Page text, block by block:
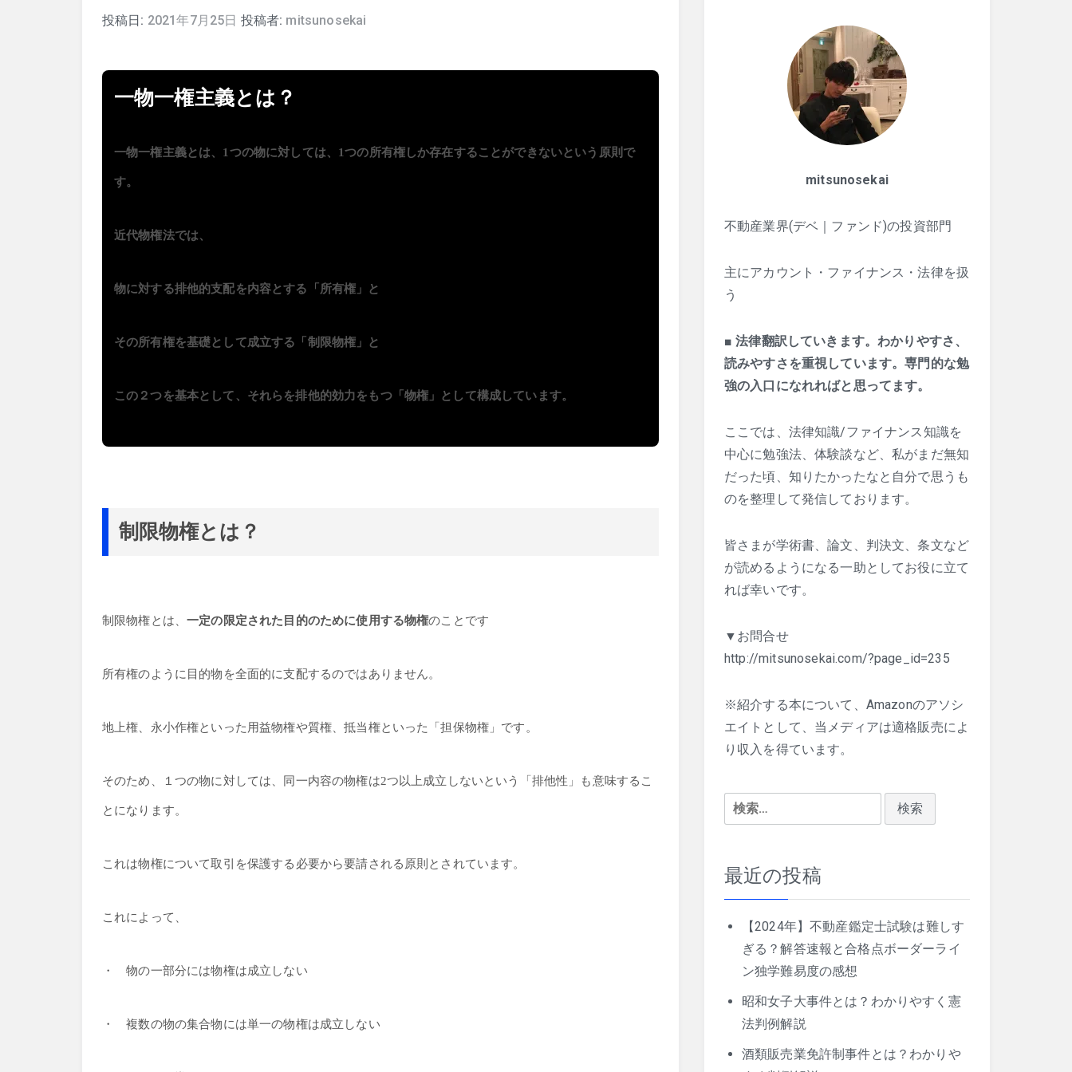
投稿日: 2021年7月25日 投稿者: mitsunosekai
一物一権主義とは？
一物一権主義とは、 1つの物に対しては、1つの所有権しか存在することができないという原則で
す。
近代物権法では、
物に対する排他的支配を内容とする「所有権」と
その所有権を基礎として成立する「制限物権」と
この２つを基本として、それらを排他的効力をもつ「物権」として構成しています。
制限物権とは？
制限物権とは、一定の限定された目的のために使用する物権のことです
所有権のように目的物を全面的に支配するのではありません。
地上権、永小作権といった用益物権や質権、抵当権といった「担保物権」です。
そのため、１つの物に対しては、同一内容の物権は2つ以上成立しないという「排他性」も意味するこ
とになります。
これは物権について取引を保護する必要から要請される原則とされています。
これによって、
・ 物の一部分には物権は成立しない
・ 複数の物の集合物には単一の物権は成立しない
mitsunosekai
不動産業界(デベ｜ファンド)の投資部門
主にアカウント・ファイナンス・法律を扱
う
■法律翻訳していきます。わかりやすさ、
読みやすさを重視しています。専門的な勉
強の入口になれればと思ってます。
ここでは、法律知識/ファイナンス知識を
中心に勉強法、体験談など、私がまだ無知
だった頃、知りたかったなと自分で思うも
のを整理して発信しております。
皆さまが学術書、論文、判決文、条文など
が読めるようになる一助としてお役に立て
れば幸いです。
▼お問合せ
http://mitsunosekai.com/?page_id=235
※紹介する本について、Amazonのアソシ
エイトとして、当メディアは適格販売によ
り収入を得ています。
検
索:
最近の投稿
【2024年】不動産鑑定士試験は難しす
ぎる？解答速報と合格点ボーダーライ
ン独学難易度の感想
昭和女子大事件とは？わかりやすく憲
法判例解説
酒類販売業免許制事件とは？わかりや